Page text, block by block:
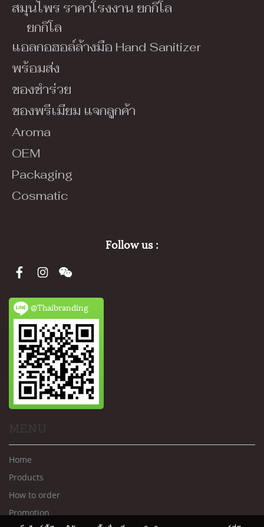
สมุนไพร ราคาโรงงาน ยกกิโล
ยกกิโล
แอลกอฮอล์ล้างมือ Hand Sanitizer
พร้อมส่ง
ของชำร่วย
ของพรีเมียม แจกลูกค้า
Aroma
OEM
Packaging
Cosmatic
Follow us :
@Thaibranding
Home
Products
How to order
Promotion